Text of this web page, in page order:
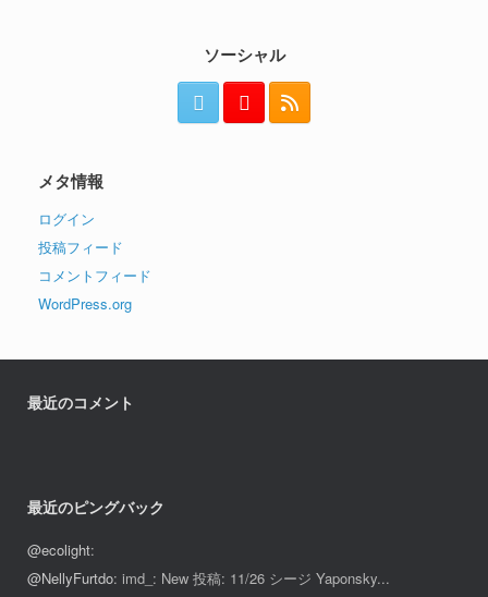
ソーシャル
メタ情報
ログイン
投稿フィード
コメントフィード
WordPress.org
最近のコメント
最近のピングバック
@ecolight:
@NellyFurtdo: imd_: New 投稿: 11/26 シージ Yaponsky...